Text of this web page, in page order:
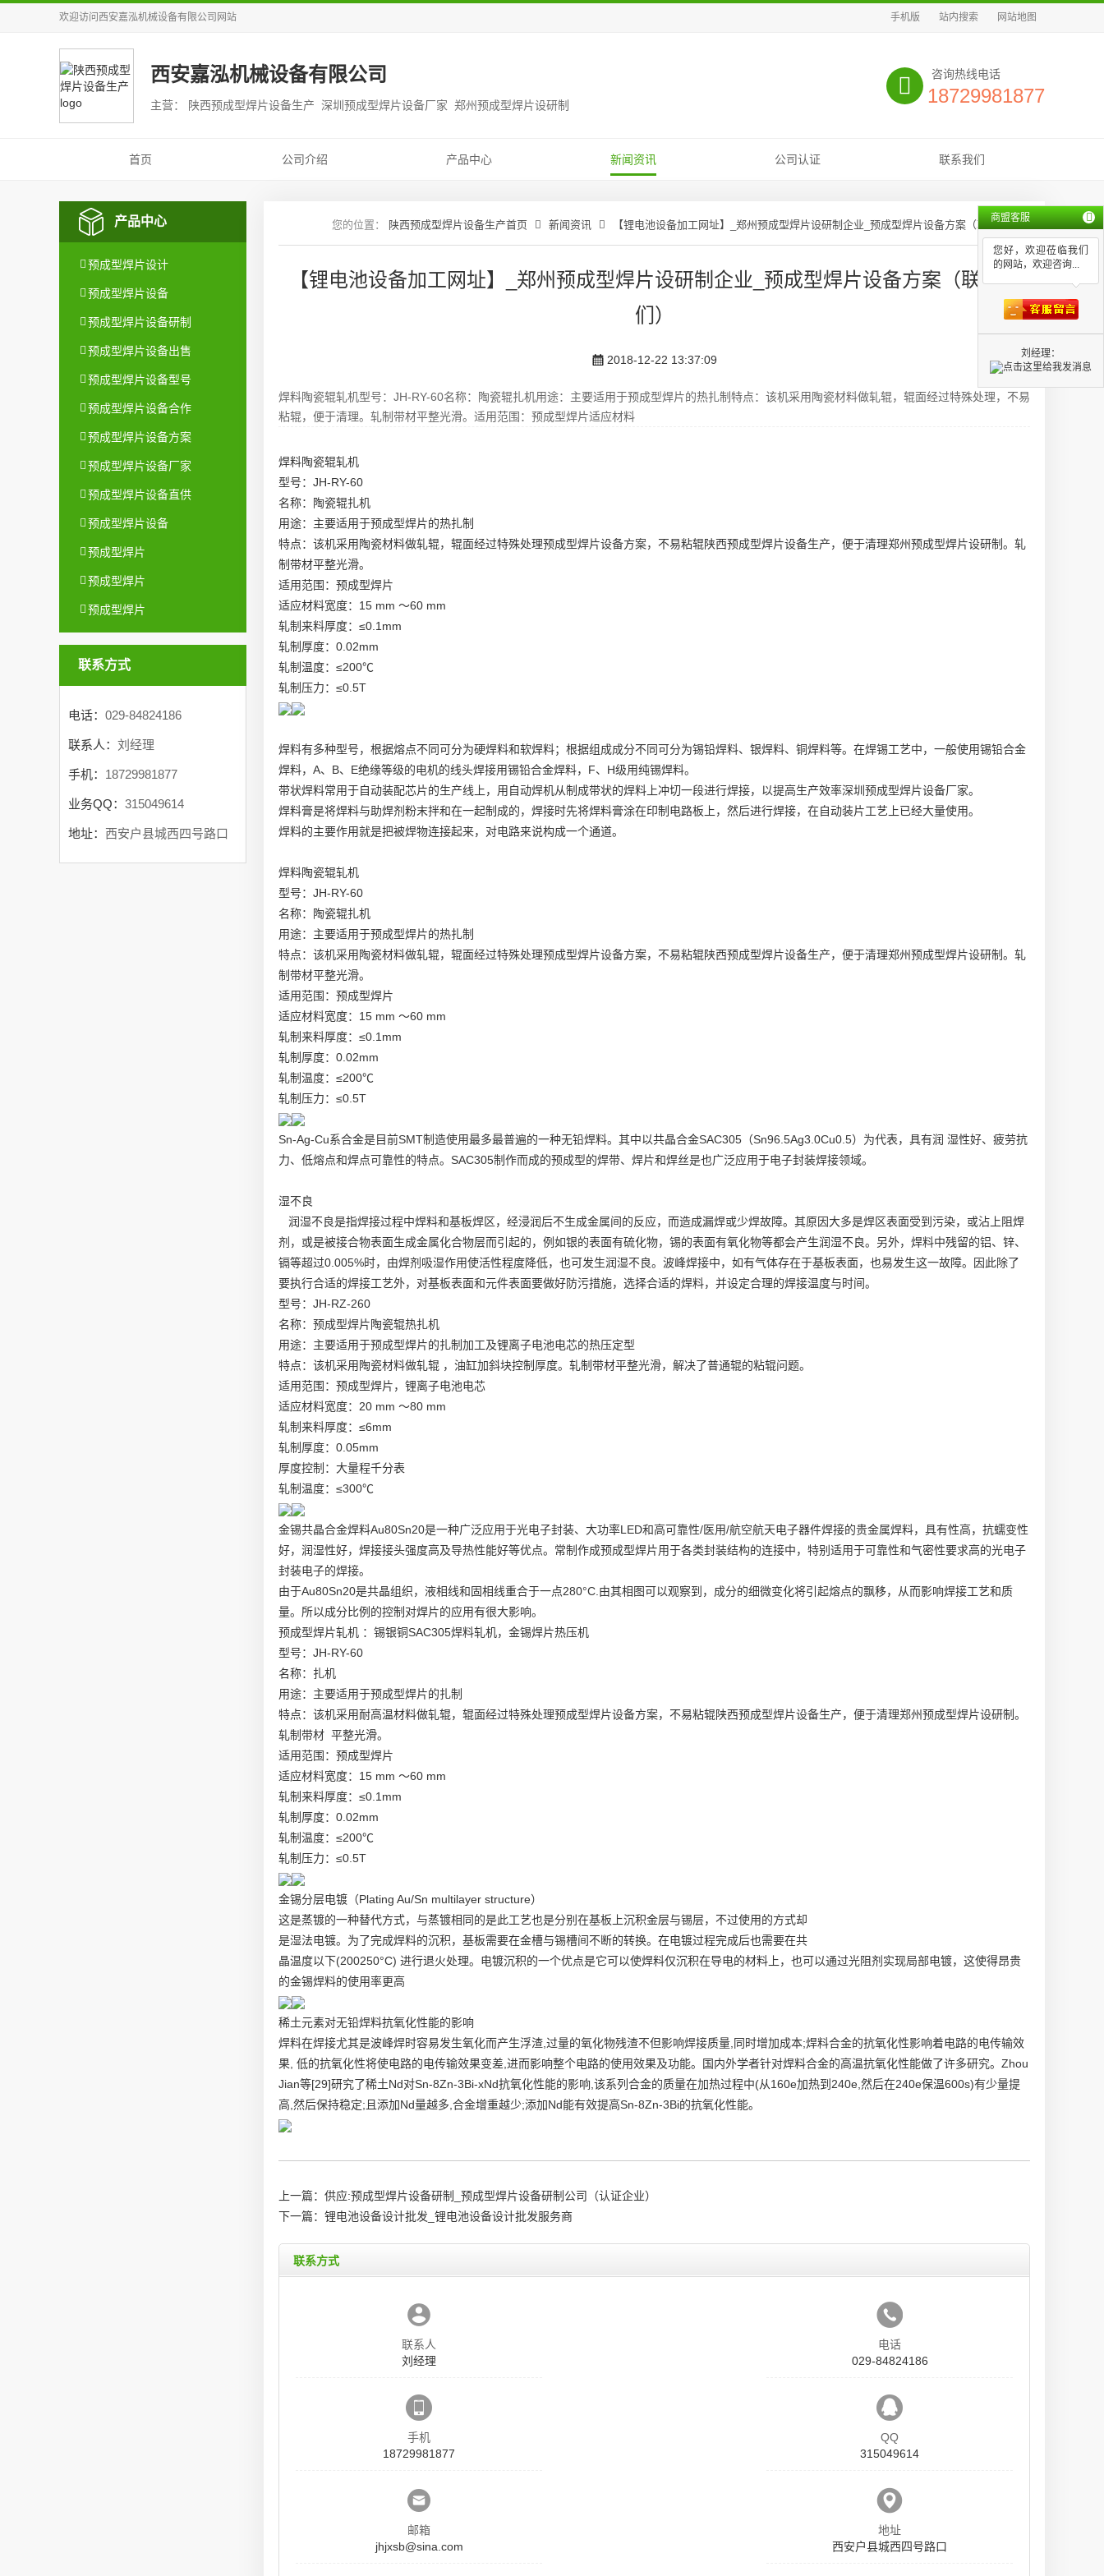
欢迎访问 西安嘉泓机械设备有限公司 网站 手机版 站内搜索 网站地图
西安嘉泓机械设备有限公司
主营： 陕西预成型焊片设备生产 深圳预成型焊片设备厂家 郑州预成型焊片设研制
咨询热线电话
18729981877
首页 公司介绍 产品中心 新闻资讯 公司认证 联系我们
产品中心
预成型焊片设计
预成型焊片设备
预成型焊片设备研制
预成型焊片设备出售
预成型焊片设备型号
预成型焊片设备合作
预成型焊片设备方案
预成型焊片设备厂家
预成型焊片设备直供
预成型焊片设备
预成型焊片
预成型焊片
预成型焊片
联系方式
电话： 029-84824186
联系人： 刘经理
手机： 18729981877
业务QQ： 315049614
地址： 西安户县城西四号路口
陕西预成型焊片设备生产首页 新闻资讯 【锂电池设备加工网址】_郑州预成型焊片设研制企业_预成型焊片设备方案（联系我们）
【锂电池设备加工网址】_郑州预成型焊片设研制企业_预成型焊片设备方案（联系我
们）
2018-12-22 13:37:09
焊料陶瓷辊轧机型号：JH-RY-60名称：陶瓷辊扎机用途：主要适用于预成型焊片的热扎制特点：该机采用陶瓷材料做轧辊，辊面经过特殊处理，不易
粘辊，便于清理。轧制带材平整光滑。适用范围：预成型焊片适应材料
焊料陶瓷辊轧机
型号：JH-RY-60
名称：陶瓷辊扎机
用途：主要适用于预成型焊片的热扎制
特点：该机采用陶瓷材料做轧辊，辊面经过特殊处理预成型焊片设备方案，不易粘辊陕西预成型焊片设备生产，便于清理郑州预成型焊片设研制。轧
制带材平整光滑。
适用范围：预成型焊片
适应材料宽度：15 mm ～60 mm
轧制来料厚度：≤0.1mm
轧制厚度：0.02mm
轧制温度：≤200℃
轧制压力：≤0.5T
焊料有多种型号，根据熔点不同可分为硬焊料和软焊料；根据组成成分不同可分为锡铅焊料、银焊料、铜焊料等。在焊锡工艺中，一般使用锡铅合金
焊料，A、B、E绝缘等级的电机的线头焊接用锡铅合金焊料，F、H级用纯锡焊料。
带状焊料常用于自动装配芯片的生产线上，用自动焊机从制成带状的焊料上冲切一段进行焊接，以提高生产效率深圳预成型焊片设备厂家。
焊料膏是将焊料与助焊剂粉末拌和在一起制成的，焊接时先将焊料膏涂在印制电路板上，然后进行焊接，在自动装片工艺上已经大量使用。
焊料的主要作用就是把被焊物连接起来，对电路来说构成一个通道。
焊料陶瓷辊轧机
型号：JH-RY-60
名称：陶瓷辊扎机
用途：主要适用于预成型焊片的热扎制
特点：该机采用陶瓷材料做轧辊，辊面经过特殊处理预成型焊片设备方案，不易粘辊陕西预成型焊片设备生产，便于清理郑州预成型焊片设研制。轧
制带材平整光滑。
适用范围：预成型焊片
适应材料宽度：15 mm ～60 mm
轧制来料厚度：≤0.1mm
轧制厚度：0.02mm
轧制温度：≤200℃
轧制压力：≤0.5T
Sn-Ag-Cu系合金是目前SMT制造使用最多最普遍的一种无铅焊料。其中以共晶合金SAC305（Sn96.5Ag3.0Cu0.5）为代表，具有润 湿性好、疲劳抗
力、低熔点和焊点可靠性的特点。SAC305制作而成的预成型的焊带、焊片和焊丝是也广泛应用于电子封装焊接领域。
湿不良
润湿不良是指焊接过程中焊料和基板焊区，经浸润后不生成金属间的反应，而造成漏焊或少焊故障。其原因大多是焊区表面受到污染，或沾上阻焊
剂，或是被接合物表面生成金属化合物层而引起的，例如银的表面有硫化物，锡的表面有氧化物等都会产生润湿不良。另外，焊料中残留的铝、锌、
镉等超过0.005%时，由焊剂吸湿作用使活性程度降低，也可发生润湿不良。波峰焊接中，如有气体存在于基板表面，也易发生这一故障。因此除了
要执行合适的焊接工艺外，对基板表面和元件表面要做好防污措施，选择合适的焊料，并设定合理的焊接温度与时间。
型号：JH-RZ-260
名称：预成型焊片陶瓷辊热扎机
用途：主要适用于预成型焊片的扎制加工及锂离子电池电芯的热压定型
特点：该机采用陶瓷材料做轧辊 ，油缸加斜块控制厚度。轧制带材平整光滑，解决了普通辊的粘辊问题。
适用范围：预成型焊片，锂离子电池电芯
适应材料宽度：20 mm ～80 mm
轧制来料厚度：≤6mm
轧制厚度：0.05mm
厚度控制：大量程千分表
轧制温度：≤300℃
金锡共晶合金焊料Au80Sn20是一种广泛应用于光电子封装、大功率LED和高可靠性/医用/航空航天电子器件焊接的贵金属焊料，具有性高，抗蠕变性
好，润湿性好，焊接接头强度高及导热性能好等优点。常制作成预成型焊片用于各类封装结构的连接中，特别适用于可靠性和气密性要求高的光电子
封装电子的焊接。
由于Au80Sn20是共晶组织，液相线和固相线重合于一点280°C.由其相图可以观察到，成分的细微变化将引起熔点的飘移，从而影响焊接工艺和质
量。所以成分比例的控制对焊片的应用有很大影响。
预成型焊片轧机 ：锡银铜SAC305焊料轧机，金锡焊片热压机
型号：JH-RY-60
名称：扎机
用途：主要适用于预成型焊片的扎制
特点：该机采用耐高温材料做轧辊，辊面经过特殊处理预成型焊片设备方案，不易粘辊陕西预成型焊片设备生产，便于清理郑州预成型焊片设研制。
轧制带材 平整光滑。
适用范围：预成型焊片
适应材料宽度：15 mm ～60 mm
轧制来料厚度：≤0.1mm
轧制厚度：0.02mm
轧制温度：≤200℃
轧制压力：≤0.5T
金锡分层电镀（Plating Au/Sn multilayer structure）
这是蒸镀的一种替代方式，与蒸镀相同的是此工艺也是分别在基板上沉积金层与锡层，不过使用的方式却
是湿法电镀。为了完成焊料的沉积，基板需要在金槽与锡槽间不断的转换。在电镀过程完成后也需要在共
晶温度以下(200250°C) 进行退火处理。电镀沉积的一个优点是它可以使焊料仅沉积在导电的材料上，也可以通过光阻剂实现局部电镀，这使得昂贵
的金锡焊料的使用率更高
稀土元素对无铅焊料抗氧化性能的影响
焊料在焊接尤其是波峰焊时容易发生氧化而产生浮渣,过量的氧化物残渣不但影响焊接质量,同时增加成本;焊料合金的抗氧化性影响着电路的电传输效
果, 低的抗氧化性将使电路的电传输效果变差,进而影响整个电路的使用效果及功能。国内外学者针对焊料合金的高温抗氧化性能做了许多研究。Zhou
Jian等[29]研究了稀土Nd对Sn-8Zn-3Bi-xNd抗氧化性能的影响,该系列合金的质量在加热过程中(从160e加热到240e,然后在240e保温600s)有少量提
高,然后保持稳定;且添加Nd量越多,合金增重越少;添加Nd能有效提高Sn-8Zn-3Bi的抗氧化性能。
上一篇： 供应:预成型焊片设备研制_预成型焊片设备研制公司（认证企业）
下一篇： 锂电池设备设计批发_锂电池设备设计批发服务商
联系方式
联系人
刘经理
电话
029-84824186
手机
18729981877
QQ
315049614
邮箱
jhjxsb@sina.com
地址
西安户县城西四号路口
商盟客服
您好，欢迎莅临我们
的网站，欢迎咨询...
刘经理：